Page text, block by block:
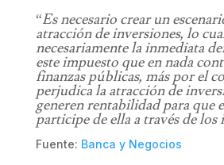
“Es necesario crear un
atracción de inversiones, lo
necesariamente la inmediata
este impuesto que en nada
finanzas públicas, más por el
perjudica la atracción de
generen rentabilidad para que
participe de ella a través de los
Fuente: Banca y Negocios